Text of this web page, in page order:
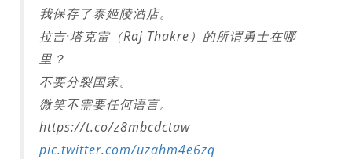
我保存了泰姬陵酒店。
拉吉·塔克雷（Raj Thakre）的所谓勇士在哪
里？
不要分裂国家。
微笑不需要任何语言。
https://t.co/z8mbcdctaw
pic.twitter.com/uzahm4e6zq